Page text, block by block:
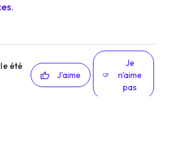
.
été
J'aime
Je
n'aime
pas